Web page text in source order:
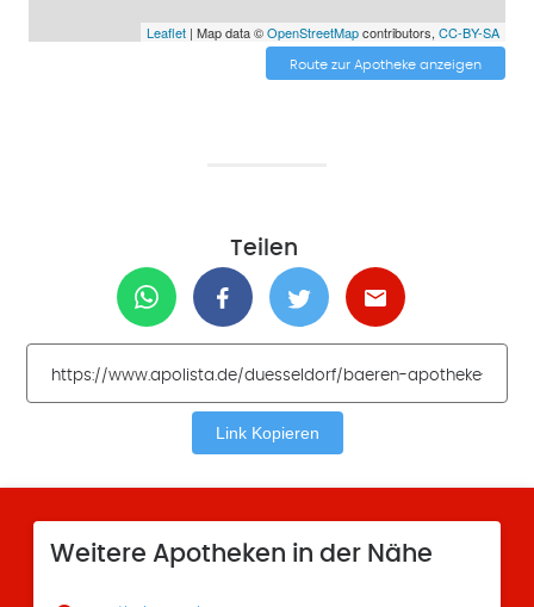
Leaflet| Map data ©OpenStreetMapcontributors, CC-BY-SA
Route zur Apotheke anzeigen
Teilen
Link Kopieren
Weitere Apotheken in der Nähe